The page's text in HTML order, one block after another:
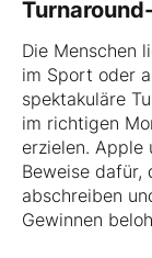
Die Menschen
im Sport oder
spektakuläre
im richtigen
erzielen. Apple
Beweise dafür,
abschreiben
Gewinnen